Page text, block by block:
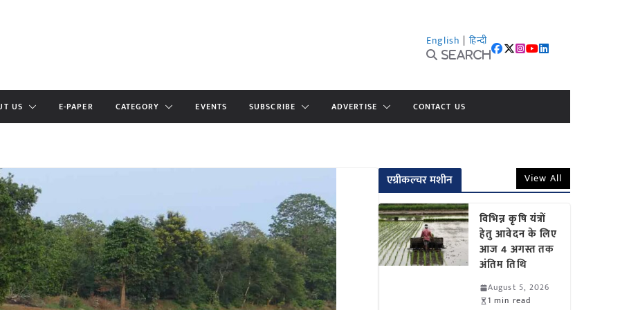
English | हिन्दी
Search
US E-PAPER CATEGORY EVENTS SUBSCRIBE ADVERTISE CONTACT US
एग्रीकल्चर मशीन View All
विभिन्न कृषि यंत्रों
हेतु आवेदन के लिए
आज 4 अगस्त तक
अंतिम तिथि
August 5, 2026
1 min read